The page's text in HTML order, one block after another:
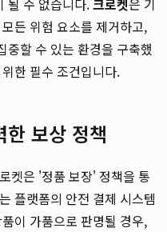
든 위험 요소를 제거하고,
중할 수 있는 환경을 구축했
한 필수 조건입니다.
한 보상 정책
켓은 '정품 보장' 정책을 통
플랫폼의 안전 결제 시스템
이 가품으로 판명될 경우,